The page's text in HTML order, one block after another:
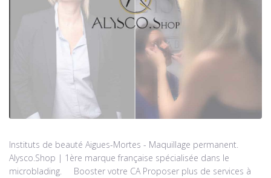
Instituts de beauté Aigues-Mortes - Maquillage permanent.
Alysco.Shop | 1ère marque française spécialisée dans le
microblading. Booster votre CA Proposer plus de services à